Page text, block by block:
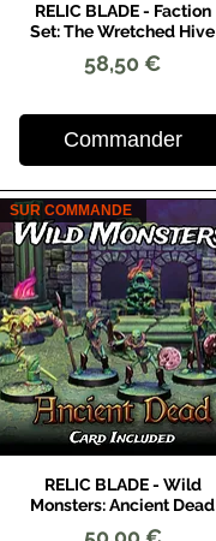
Aperçu rapide
RELIC BLADE - Faction
Set: The Wretched Hive
Prix
58,50 €
Commander
Aperçu rapide
SUR COMMANDE
RELIC BLADE - Wild
Monsters: Ancient Dead
Prix